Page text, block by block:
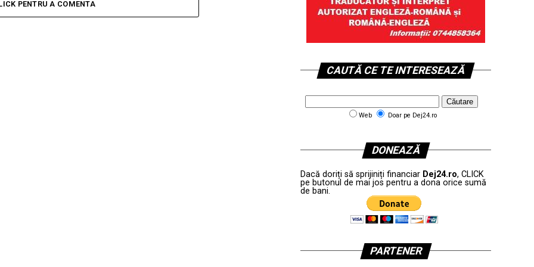
PENTRU A COMENTA
CAUTĂ CE TE INTERESEAZĂ
Web Doar pe Dej24.ro
DONEAZĂ
Dacă doriți să sprijiniți financiar Dej24.ro, CLICK
pe butonul de mai jos pentru a dona orice sumă
de bani.
PARTENER